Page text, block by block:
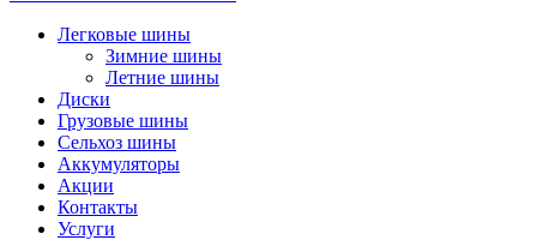
Легковые шины
Зимние шины
Летние шины
Диски
Грузовые шины
Сельхоз шины
Аккумуляторы
Акции
Контакты
Услуги